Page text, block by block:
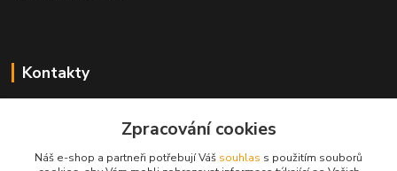
Kontakty
+420 566 524 868Zpracování cookies
Náš e-shop a partneři potřebují Váš souhlas s použitím souborů